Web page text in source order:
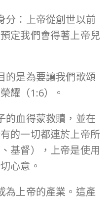
分：上帝從創世以前
定我們會得著上帝兒
的是為要讓我們歌頌
耀（1:6）。
的血得蒙救贖，並在
的一切都連於上帝所
基督），上帝是使用
心意。
為上帝的產業。這產